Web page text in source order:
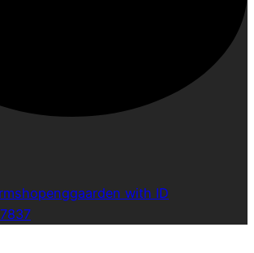
with ID